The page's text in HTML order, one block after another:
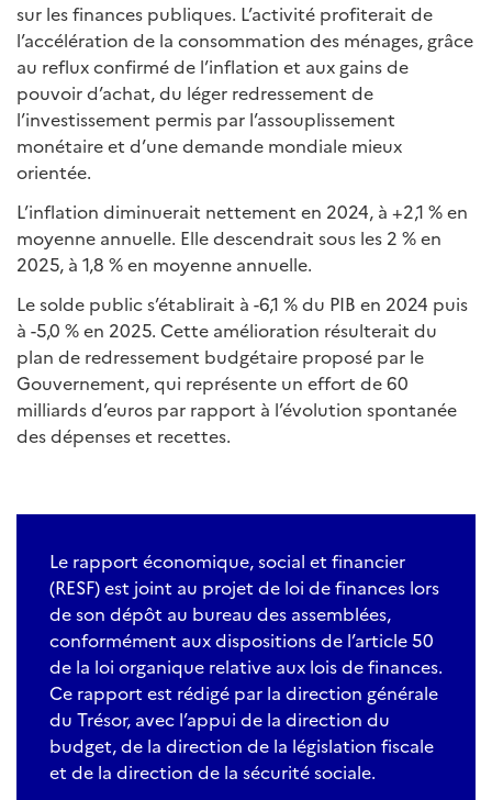
sur les finances publiques. L’activité profiterait de
l’accélération de la consommation des ménages, grâce
au reflux confirmé de l’inflation et aux gains de
pouvoir d’achat, du léger redressement de
l’investissement permis par l’assouplissement
monétaire et d’une demande mondiale mieux
orientée.
L’inflation diminuerait nettement en 2024, à +2,1 % en
moyenne annuelle. Elle descendrait sous les 2 % en
2025, à 1,8 % en moyenne annuelle.
Le solde public s’établirait à -6,1 % du PIB en 2024 puis
à -5,0 % en 2025. Cette amélioration résulterait du
plan de redressement budgétaire proposé par le
Gouvernement, qui représente un effort de 60
milliards d’euros par rapport à l’évolution spontanée
des dépenses et recettes.
Le rapport économique, social et financier
(RESF) est joint au projet de loi de finances lors
de son dépôt au bureau des assemblées,
conformément aux dispositions de l’article 50
de la loi organique relative aux lois de finances.
Ce rapport est rédigé par la direction générale
du Trésor, avec l’appui de la direction du
budget, de la direction de la législation fiscale
et de la direction de la sécurité sociale.